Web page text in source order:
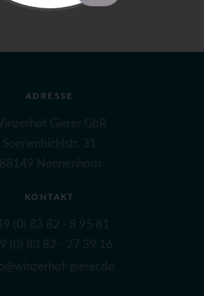
ADRESSE
Gierer GbR
Sonnenbichlstr. 31
88149 Nonnenhorn
KONTAKT
(0) 83 82 - 8 95 81
(0) 83 82 - 27 39 16
gierer.de